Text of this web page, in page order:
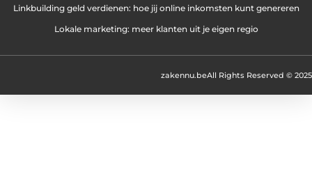
Linkbuilding geld verdienen: hoe jij online inkomsten kunt genereren
Lokale marketing: meer klanten uit je eigen regio
All Rights Reserved © 2025
zakennu.be